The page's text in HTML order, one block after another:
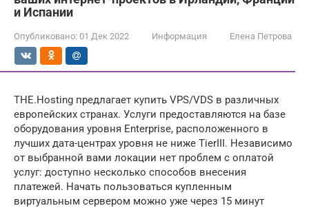
и Испании
Опубликовано: 01 Дек 2022 Информация Елена Петрова
THE.Hosting предлагает купить VPS/VDS в различных
европейских странах. Услуги предоставляются на базе
оборудования уровня Enterprise, расположенного в
лучших дата-центрах уровня не ниже TierIII. Независимо
от выбранной вами локации нет проблем с оплатой
услуг: доступно несколько способов внесения
платежей. Начать пользоваться купленным
виртуальным сервером можно уже через 15 минут